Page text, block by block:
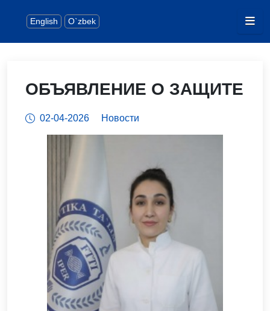
English O`zbek
ОБЪЯВЛЕНИЕ О ЗАЩИТЕ
02-04-2026 Новости